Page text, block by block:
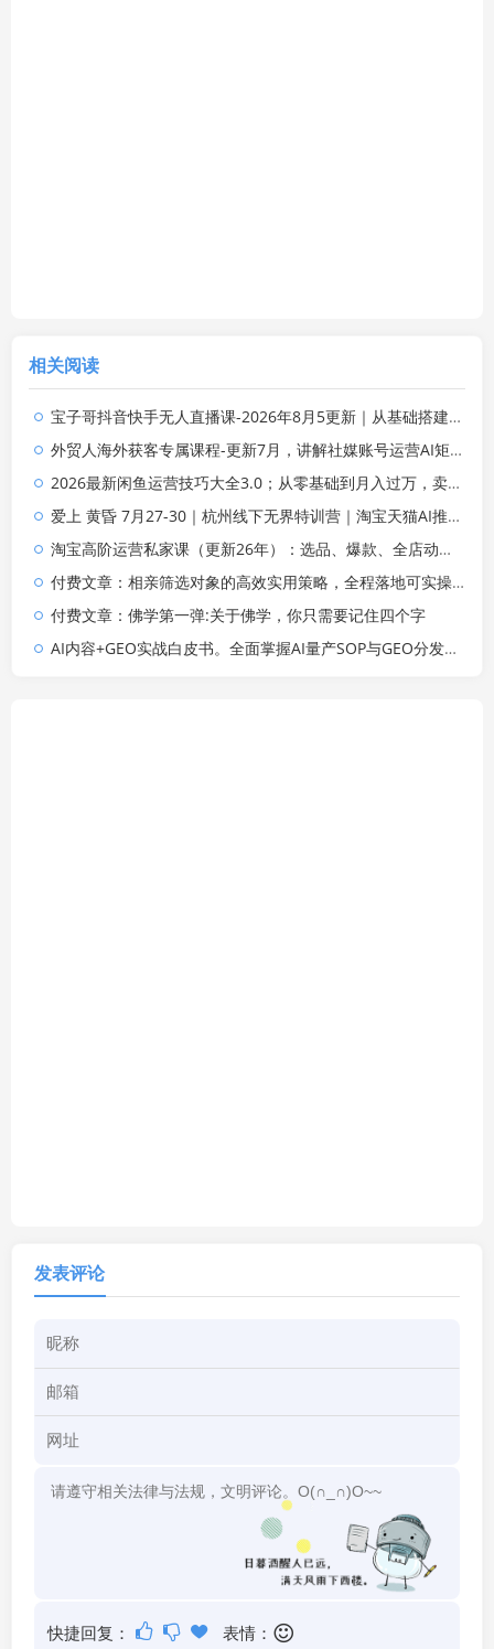
相关阅读
宝子哥抖音快手无人直播课-2026年8月5更新｜从基础搭建到高阶起号，稳号防封技术，搭建自动化直播变现体系
外贸人海外获客专属课程-更新7月，讲解社媒账号运营AI矩阵玩法，，系统掌握海外客户开发全流程实战方法
2026最新闲鱼运营技巧大全3.0；从零基础到月入过万，卖货准备、链接搭建到选品定价全拆解
爱上 黄昏 7月27-30｜杭州线下无界特训营｜淘宝天猫AI推广｜直通车人群｜全套PPT SOP思维导图资料包
淘宝高阶运营私家课（更新26年）：选品、爆款、全店动销，三模块构建盈利闭环，月入破5万
付费文章：相亲筛选对象的高效实用策略，全程落地可实操，规避短择、利己型相亲对象
付费文章：佛学第一弹:关于佛学，你只需要记住四个字
AI内容+GEO实战白皮书。全面掌握AI量产SOP与GEO分发机制
发表评论
快捷回复： 表情：